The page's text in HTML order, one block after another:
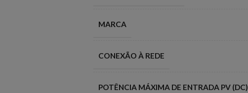
MARCA
CONEXÃO À REDE
POTÊNCIA MÁXIMA DE ENTRADA PV (DC)